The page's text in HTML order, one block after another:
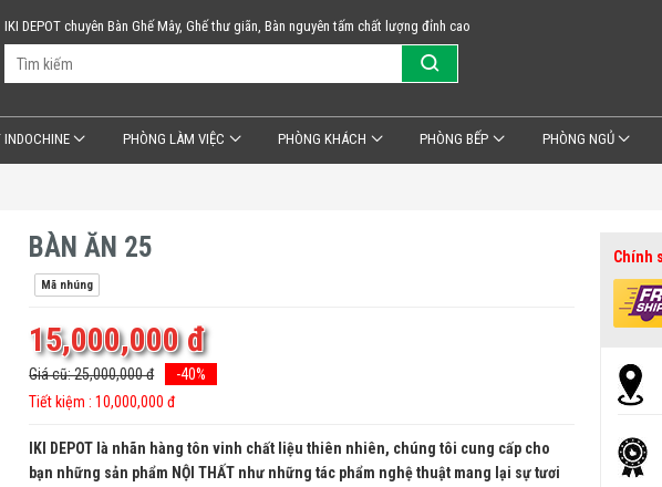
IKI DEPOT chuyên Bàn Ghế Mây, Ghế thư giãn, Bàn nguyên tấm chất lượng đỉnh cao
PHÒNG LÀM VIỆC PHÒNG KHÁCH PHÒNG BẾP PHÒNG NGỦ
BÀN ĂN 25
Mã nhúng
15,000,000 đ
Giá cũ: 25,000,000 đ
-40%
Tiết kiệm :10,000,000 đ
IKI DEPOT là nhãn hàng tôn vinh chất liệu thiên nhiên, chúng tôi cung cấp cho
bạn những sản phẩm NỘI THẤT như những tác phẩm nghệ thuật mang lại sự tươi
Chính